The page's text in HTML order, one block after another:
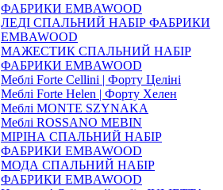
ФАБРИКИ EMBAWOOD
ЛЕДІ СПАЛЬНИЙ НАБІР ФАБРИКИ
EMBAWOOD
МАЖЕСТИК СПАЛЬНИЙ НАБІР
ФАБРИКИ EMBAWOOD
Меблі Forte Cellini | Форту Целіні
Меблі Forte Helen | Форту Хелен
Меблі MONTE SZYNAKA
Меблі ROSSANO MEBIN
МІРІНА СПАЛЬНИЙ НАБІР
ФАБРИКИ EMBAWOOD
МОДА СПАЛЬНИЙ НАБІР
ФАБРИКИ EMBAWOOD